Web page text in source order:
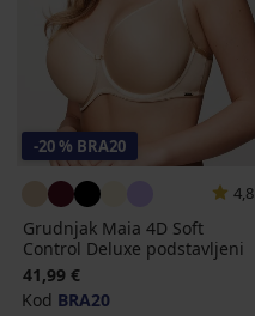
-20 % BRA20
4,8
Grudnjak Maia 4D Soft
Control Deluxe podstavljeni
41,99 €
Kod BRA20